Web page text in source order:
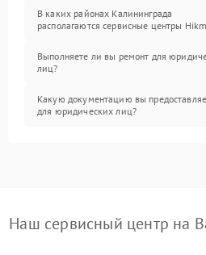
В каких районах Калининграда
располагаются сервисные центры
Выполняете ли вы ремонт для
лиц?
Какую документацию вы
для юридических лиц?
Наш сервисный центр на